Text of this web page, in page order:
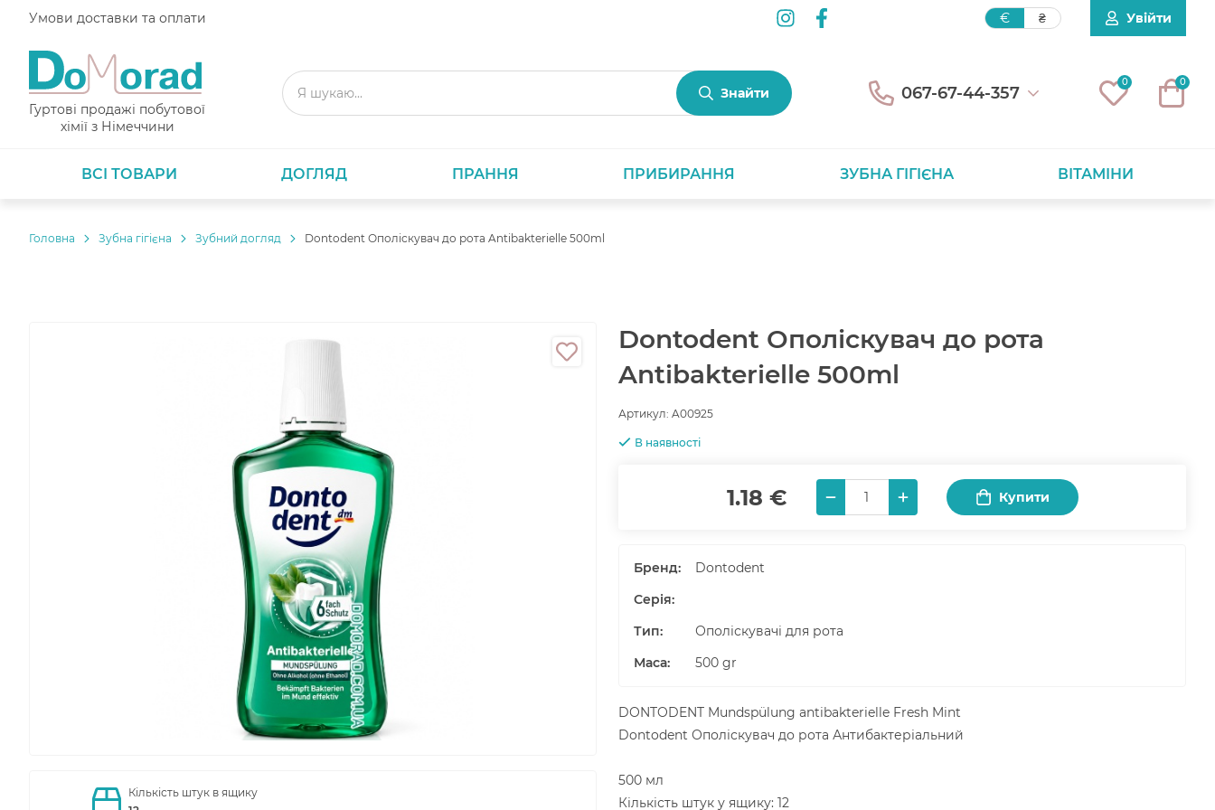
Умови доставки та оплати € ₴ Увійти
Гуртові продажі побутової
хімії з Німеччини
Знайти 067-67-44-357
0 0
ВСІ ТОВАРИ ДОГЛЯД ПРАННЯ ПРИБИРАННЯ ЗУБНА ГІГІЄНА ВІТАМІНИ
Головнa Зубна гігієна Зубний догляд Dontodent Ополіскувач до рота Antibakterielle 500ml
Кількість штук в ящику
Dontodent Ополіскувач до рота
Antibakterielle 500ml
Артикул: A00925
В наявності
1.18 € Купити
Бренд:
Dontodent
Серія:
Тип:
Ополіскувачі для рота
Маса: 500 gr
DONTODENT Mundspülung antibakterielle Fresh Mint
Dontodent Ополіскувач до рота Антибактеріальний
500 мл
Кількість штук у ящику: 12